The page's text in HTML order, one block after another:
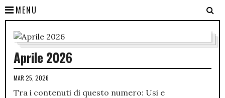
MENU
Aprile 2026
MAR 25, 2026
Tra i contenuti di questo numero: Usi e